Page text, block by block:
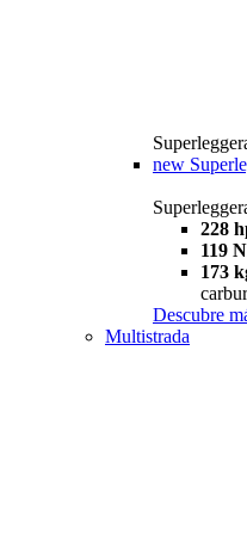
new
228
119
173
Descubre
Multistrada